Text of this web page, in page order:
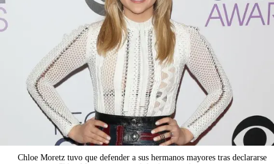
Chloe Moretz tuvo que defender a sus hermanos mayores tras declararse